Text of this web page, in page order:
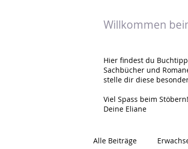
Willkommen
Hier findest du
Sachbücher und
stelle dir diese
Viel Spass beim Stöbern!
Deine Eliane
Alle Beiträge